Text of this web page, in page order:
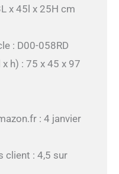
x 45l x 25H cm
: D00-058RD
h) : 75 x 45 x 97
: 4 janvier
client : 4,5 sur